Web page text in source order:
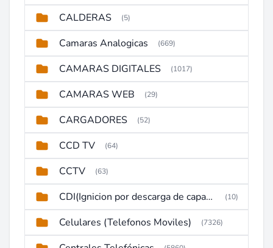
CALDERAS (5)
Camaras Analogicas (669)
CAMARAS DIGITALES (1017)
CAMARAS WEB (29)
CARGADORES (52)
CCD TV (64)
CCTV (63)
CDI(Ignicion por descarga de capacitor) (10)
Celulares (Telefonos Moviles) (7326)